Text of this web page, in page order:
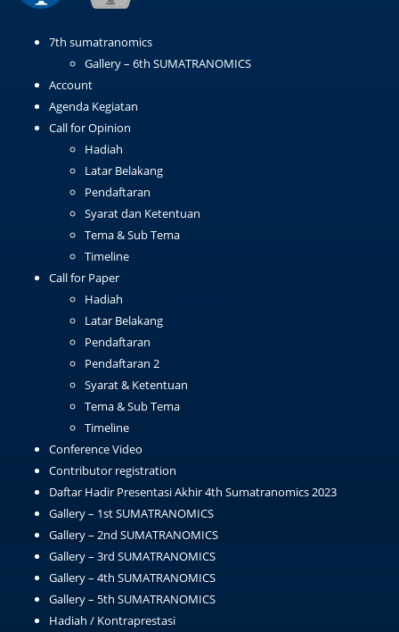
7th sumatranomics
Gallery – 6th SUMATRANOMICS
Account
Agenda Kegiatan
Call for Opinion
Hadiah
Latar Belakang
Pendaftaran
Syarat dan Ketentuan
Tema & Sub Tema
Timeline
Call for Paper
Hadiah
Latar Belakang
Pendaftaran
Pendaftaran 2
Syarat & Ketentuan
Tema & Sub Tema
Timeline
Conference Video
Contributor registration
Daftar Hadir Presentasi Akhir 4th Sumatranomics 2023
Gallery – 1st SUMATRANOMICS
Gallery – 2nd SUMATRANOMICS
Gallery – 3rd SUMATRANOMICS
Gallery – 4th SUMATRANOMICS
Gallery – 5th SUMATRANOMICS
Hadiah / Kontraprestasi